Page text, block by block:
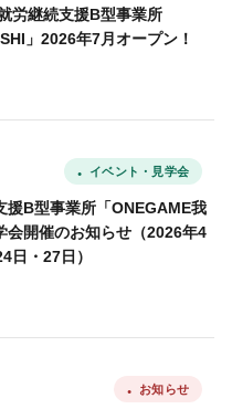
労継続支援B型事業所
」2026年7月オープン！
援B型事業所「ONEGAME我
会開催のお知らせ（2026年4
日・27日）
イベント・見学会
お知らせ